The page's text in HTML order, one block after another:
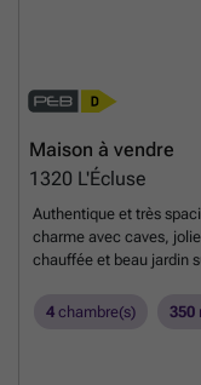
Maison à vendre
1320 L'Écluse
Authentique et très
charme avec caves,
chauffée et beau jardin
proche de tout, garde
avec wc, living 80m²
s-à-m 30m² avec feu
salon TV, bibliothèque
4 chambre(s) 350